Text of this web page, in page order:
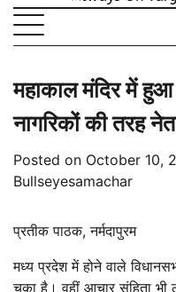
महाकाल मंदिर में
नागरिकों की तरह
Posted on October 10,
Bullseyesamachar
प्रतीक पाठक, नर्मदापुरम
मध्य प्रदेश में होने वाले
चुका है। वहीं आचार संहिता